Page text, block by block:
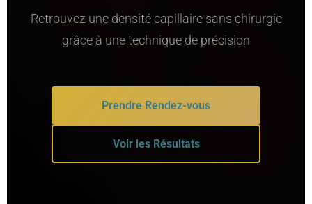
Retrouvez une densité capillaire sans chirurgie
grâce à une technique de précision
Prendre Rendez-vous
Voir les Résultats